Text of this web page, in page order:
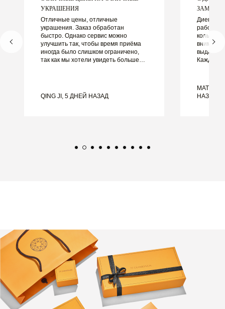
УКРАШЕНИЯ
Отличные цены, отличные
украшения. Заказ обработан
быстро. Однако сервис можно
улучшить так, чтобы время приёма
иногда было слишком ограничено,
так как мы хотели увидеть больше
украшения. Жена счастлива.
QING JI, 5 ДНЕЙ НАЗАД
Диего
Каждая
НАЗАД